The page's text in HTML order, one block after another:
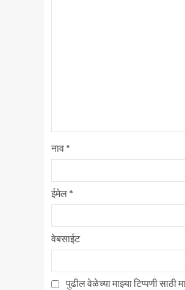
नाव*
ईमेल*
वेबसाईट
पुढील वेळेच्या माझ्या टिप्पणी